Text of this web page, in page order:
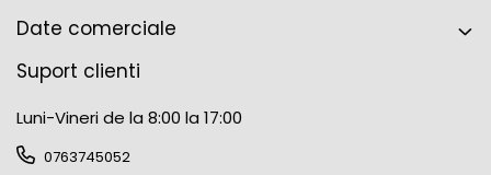
Date comerciale
Suport clienti
Luni-Vineri de la 8:00 la 17:00
0763745052